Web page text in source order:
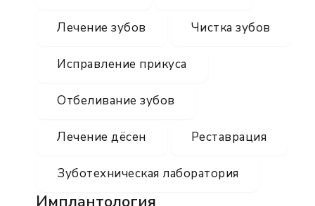
Лечение зубов Чистка зубов
Исправление прикуса
Отбеливание зубов
Лечение дёсен Реставрация
Зуботехническая лаборатория
Имплантология